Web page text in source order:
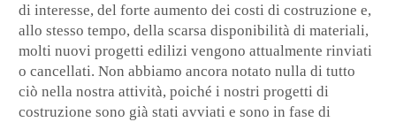
di interesse, del forte aumento dei costi di costruzione e,
allo stesso tempo, della scarsa disponibilità di materiali,
molti nuovi progetti edilizi vengono attualmente rinviati
o cancellati. Non abbiamo ancora notato nulla di tutto
ciò nella nostra attività, poiché i nostri progetti di
costruzione sono già stati avviati e sono in fase di